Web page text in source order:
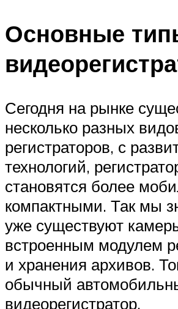
Основные
Сегодня на рынке
несколько разных
регистраторов, с
технологий,
становятся более
компактными. Так мы
уже существуют
встроенным модулем
и хранения архивов.
обычный
видеорегистратор.